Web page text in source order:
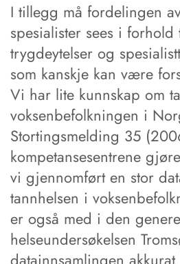
I tillegg må fordelingen
spesialister sees i
trygdeytelser og
som kanskje kan være
Vi har lite kunnskap om
voksenbefolkningen i
Stortingsmelding 35
kompetansesentrene
vi gjennomført en stor
tannhelsen i
er også med i den
helseundersøkelsen